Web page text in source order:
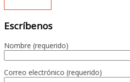
Escríbenos
Nombre (requerido)
Correo electrónico (requerido)